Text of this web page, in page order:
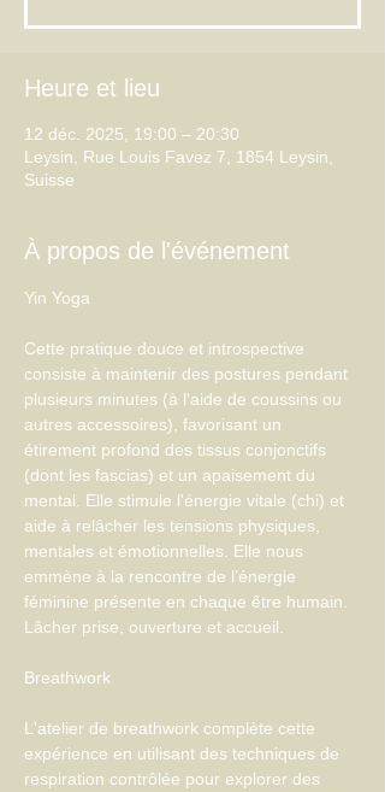
Heure et lieu
12 déc. 2025, 19:00 – 20:30
Leysin, Rue Louis Favez 7, 1854 Leysin,
Suisse
À propos de l'événement
Cette pratique douce et introspective
consiste à maintenir des postures pendant
plusieurs minutes (à l'aide de coussins ou
autres accessoires), favorisant un
étirement profond des tissus conjonctifs
(dont les fascias) et un apaisement du
mental. Elle stimule l'énergie vitale (chi) et
aide à relâcher les tensions physiques,
mentales et émotionnelles. Elle nous
emmène à la rencontre de l’énergie
féminine présente en chaque être humain.
Lâcher prise, ouverture et accueil.
L'atelier de breathwork complète cette
expérience en utilisant des techniques de
respiration contrôlée pour explorer des